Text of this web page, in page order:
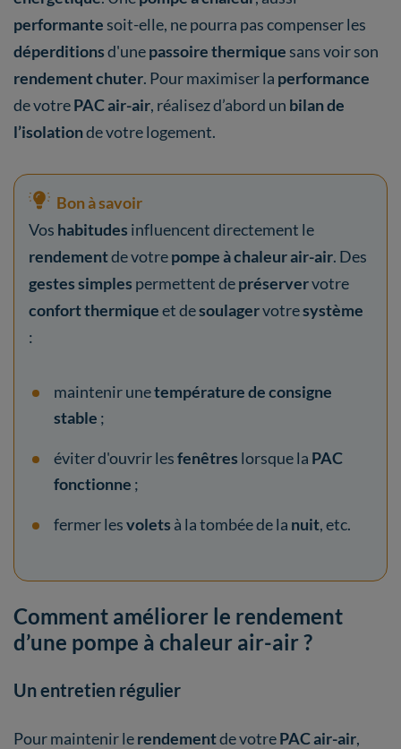
performante soit-elle, ne pourra pas compenser les
déperditionsd'unepassoire thermique sans voir son
rendement chuter. Pour maximiser la performance
de votrePAC air-air, réalisez d’abord un bilan de
l’isolationde votre logement.
Bon à savoir
Vos habitudes influencent directement le
rendementde votrepompe à chaleur air-air. Des
gestes simples permettent depréservervotre
confort thermiqueet desoulagervotresystème
:
maintenir unetempérature de consigne
stable ;
éviter d'ouvrir lesfenêtres lorsque la PAC
fonctionne ;
fermer lesvolets à la tombée de la nuit, etc.
Comment améliorer le rendement
d’une pompe à chaleur air-air ?
Un entretien régulier
Pour maintenir lerendementde votrePAC air-air,